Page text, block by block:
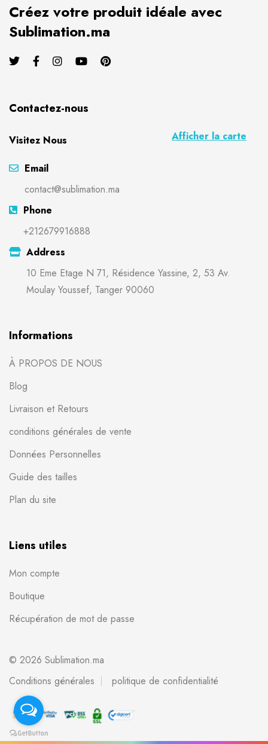
Créez votre produit idéale avec
Sublimation.ma
Contactez-nous
Visitez Nous Afficher la carte
Email
contact@sublimation.ma
Phone
+212679916888
Address
10 Eme Etage N 71, Résidence Yassine, 2, 53 Av.
Moulay Youssef, Tanger 90060
Informations
À PROPOS DE NOUS
Blog
Livraison et Retours
conditions générales de vente
Données Personnelles
Guide des tailles
Plan du site
Liens utiles
Mon compte
Boutique
Récupération de mot de passe
© 2026 Sublimation.ma
Conditions générales
politique de confidentialité